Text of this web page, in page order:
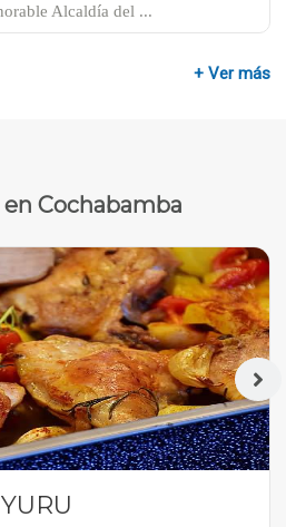
Alcaldía del ...
+ Ver más
Cochabamba
YURU